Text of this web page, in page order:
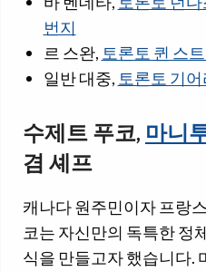
번지
르 스완, 토론토 퀸 스
일반 대중, 토론토 기
수제트 푸코,마니
겸 셰프
캐나다 원주민이자 프랑
코는 자신만의 독특한 정
식을 만들고자 했습니다.